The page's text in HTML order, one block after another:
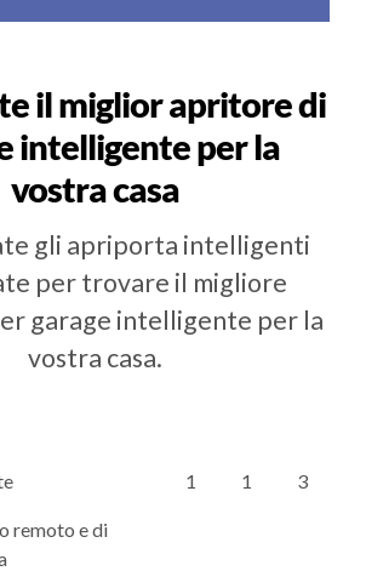
il miglior apritore di
intelligente per la
vostra casa
gli apriporta intelligenti
per trovare il migliore
garage intelligente per la
vostra casa.
1 1 3
remoto e di